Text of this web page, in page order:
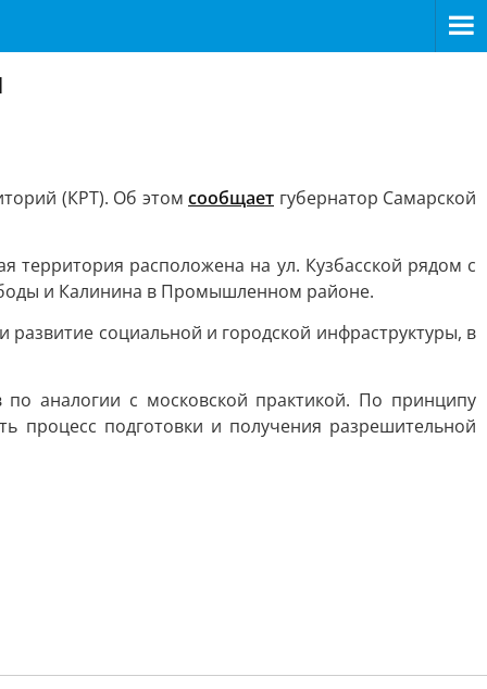
(КРТ). Об этом сообщает губернатор Самарской
расположена на ул. Кузбасской рядом с
и Калинина в Промышленном районе.
социальной и городской инфраструктуры, в
аналогии с московской практикой. По принципу
процесс подготовки и получения разрешительной